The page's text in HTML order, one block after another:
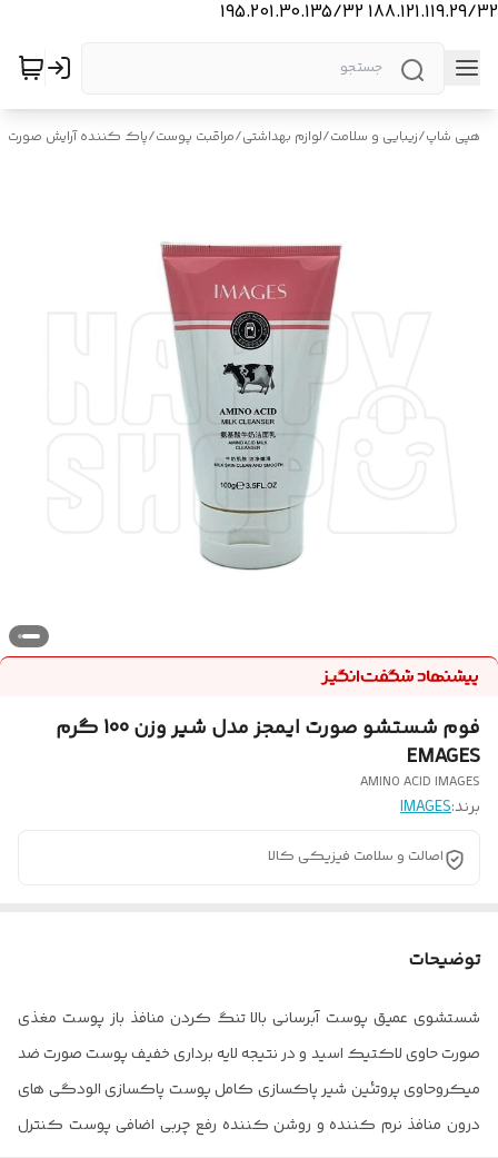
188.121.119.29/32 195.201.30.135/32
هپی شاپ/زیبایی و سلامت/لوازم بهداشتی/مراقبت پوست/پاک کننده آرایش صورت
فوم شستشو صورت ایمجز مدل شیر وزن 100 گرم
EMAGES
AMINO ACID IMAGES
برند:IMAGES
اصالت و سلامت فیزیکی کالا
توضیحات
شستشوی عمیق پوست آبرسانی بالا تنگ کردن منافذ باز پوست مغذی
صورت حاوی لاکتیک اسید و در نتیجه لایه برداری خفیف پوست صورت ضد
میکروحاوی پروتئین شیر پاکسازی کامل پوست پاکسازی الودگی های
درون منافذ نرم کننده و روشن کننده رفع چربی اضافی پوست کنترل